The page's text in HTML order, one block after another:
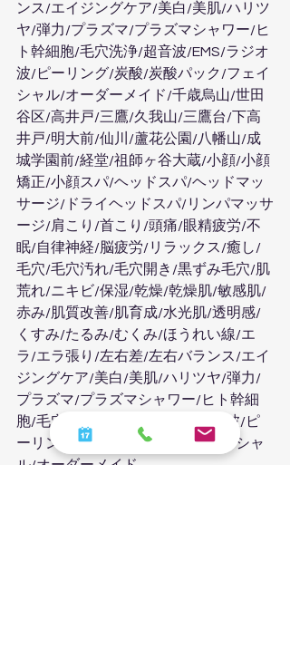
ンス/エイジングケア/美白/美肌/ハリツ
ヤ/弾力/プラズマ/プラズマシャワー/ヒ
ト幹細胞/毛穴洗浄/超音波/EMS/ラジオ
波/ピーリング/炭酸/炭酸パック/フェイ
シャル/オーダーメイド/千歳烏山/世田
谷区/高井戸/三鷹/久我山/三鷹台/下高
井戸/明大前/仙川/蘆花公園/八幡山/成
城学園前/経堂/祖師ヶ谷大蔵/小顔/小顔
矯正/小顔スパ/ヘッドスパ/ヘッドマッ
サージ/ドライヘッドスパ/リンパマッサ
ージ/肩こり/首こり/頭痛/眼精疲労/不
眠/自律神経/脳疲労/リラックス/癒し/
毛穴/毛穴汚れ/毛穴開き/黒ずみ毛穴/肌
荒れ/ニキビ/保湿/乾燥/乾燥肌/敏感肌/
赤み/肌質改善/肌育成/水光肌/透明感/
くすみ/たるみ/むくみ/ほうれい線/エ
ラ/エラ張り/左右差/左右バランス/エイ
ジングケア/美白/美肌/ハリツヤ/弾力/
プラズマ/プラズマシャワー/ヒト幹細
胞/毛穴洗浄/超音波/EMS/ラジオ波/ピ
ーリング/炭酸/炭酸パック/フェイシャ
ル/オーダーメイド